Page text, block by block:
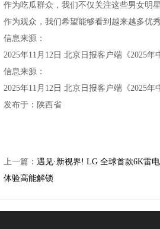
作为吃瓜群众，我们不仅关注这些男女明
作为观众，我们希望能够看到越来越多优
信息来源：
2025年11月12日 北京日报客户端《2025
信息来源：
2025年11月12日 北京日报客户端《2025
发布于：陕西省
上一篇： 遇见·新视界! LG 全球首款6K雷
体验高能解锁